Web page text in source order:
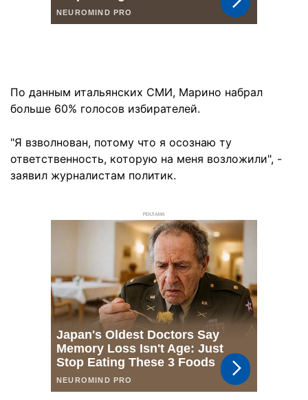
По данным итальянских СМИ, Марино набрал
больше 60% голосов избирателей.
"Я взволнован, потому что я осознаю ту
ответственность, которую на меня возложили", -
заявил журналистам политик.
РЕКЛАМА